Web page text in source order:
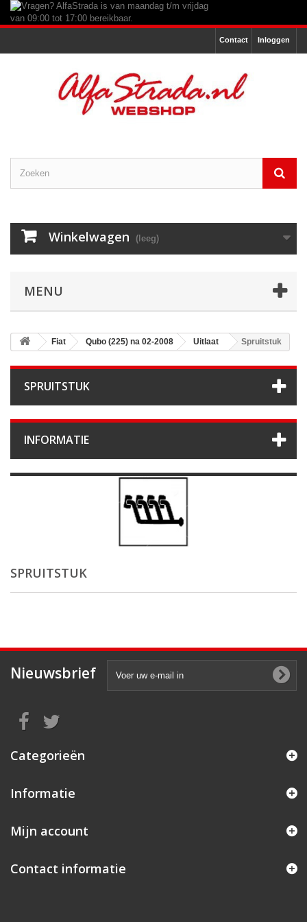
Inloggen
Contact
Winkelwagen (leeg)
MENU
Fiat Qubo (225) na 02-2008 Uitlaat Spruitstuk
SPRUITSTUK
INFORMATIE
SPRUITSTUK
Nieuwsbrief
Categorieën
Informatie
Mijn account
Contact informatie